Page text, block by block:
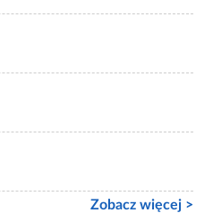
Zobacz więcej >